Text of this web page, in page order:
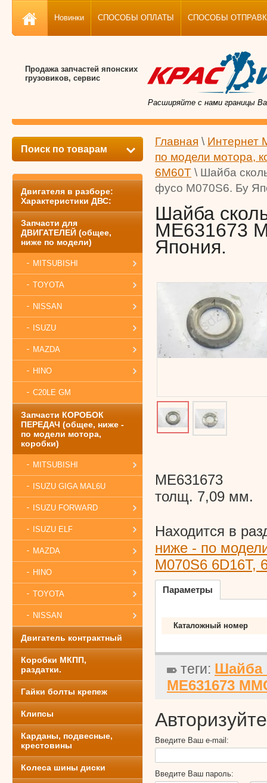
Новинки СПОСОБЫ ОПЛАТЫ СПОСОБЫ ОТПРАВКИ,
Продажа запчастей японских
грузовиков, сервис
Расширяйте с нами границы
Поиск по товарам
Двигателя в разборе:
Характеристики ДВС:
Запчасти для
ДВИГАТЕЛЕЙ (общее,
ниже по модели)
MITSUBISHI
TOYOTA
NISSAN
ISUZU
MAZDA
HINO
C20LE GM
Запчасти КОРОБОК
ПЕРЕДАЧ (общее, ниже -
по модели мотора,
коробки)
MITSUBISHI
ISUZU GIGA MAL6U
ISUZU FORWARD
ISUZU ELF
MAZDA
HINO
TOYOTA
NISSAN
Двигатель контрактный
Коробки МКПП,
раздатки.
Гайки болты крепеж
Клипсы
Карданы, подвесные,
крестовины
Колеса шины диски
Главная \ Интернет
по модели мотора,
6M60T \ Шайба
фусо M070S6. Бу
Шайба
ME631673
Япония.
ME631673
толщ. 7,09 мм.
Находится в
ниже - по
M070S6 6D16T,
Параметры
Каталожный номер
теги: Шайба
ME631673
Введите Ваш e-mail:
Введите Ваш пароль: